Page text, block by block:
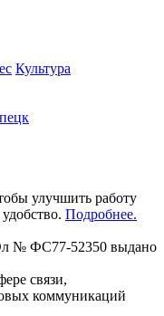
Культура
улучшить работу
Подробнее.
№ ФС77-52350 выдано
связи,
коммуникаций